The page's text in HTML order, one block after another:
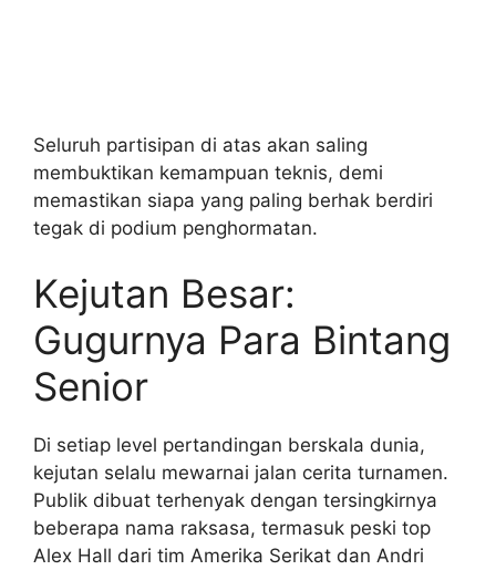
Seluruh partisipan di atas akan saling
membuktikan kemampuan teknis, demi
memastikan siapa yang paling berhak berdiri
tegak di podium penghormatan.
Kejutan Besar:
Gugurnya Para Bintang
Senior
Di setiap level pertandingan berskala dunia,
kejutan selalu mewarnai jalan cerita turnamen.
Publik dibuat terhenyak dengan tersingkirnya
beberapa nama raksasa, termasuk peski top
Alex Hall dari tim Amerika Serikat dan Andri